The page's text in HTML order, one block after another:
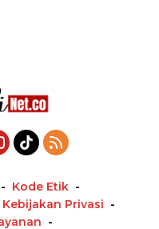
Kode Etik
Kebijakan Privasi